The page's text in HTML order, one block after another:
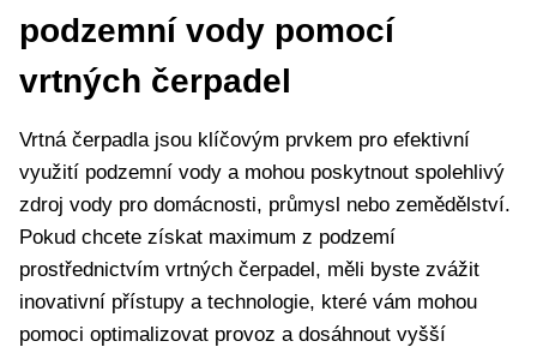
podzemní vody pomocí
vrtných čerpadel
Vrtná čerpadla jsou klíčovým prvkem pro efektivní
využití podzemní vody a mohou poskytnout spolehlivý
zdroj vody pro domácnosti, průmysl nebo zemědělství.
Pokud chcete získat maximum z podzemí
prostřednictvím vrtných čerpadel, měli byste zvážit
inovativní přístupy a technologie, které vám mohou
pomoci optimalizovat provoz a dosáhnout vyšší